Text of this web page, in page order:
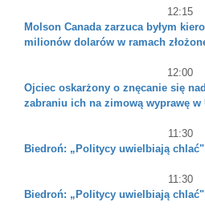
12:15
Molson Canada zarzuca byłym
milionów dolarów w ramach
12:00
Ojciec oskarżony o znęcanie się
zabraniu ich na zimową wyprawę w
11:30
Biedroń: „Politycy uwielbiają chlać"
11:30
Biedroń: „Politycy uwielbiają chlać"